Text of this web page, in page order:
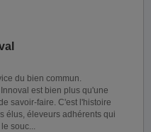
du bien commun.
est bien plus qu'une
savoir-faire. C'est l'histoire
élus, éleveurs adhérents qui
souc...